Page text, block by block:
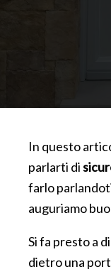
In questo
parlarti di
farlo
auguriamo
Si fa presto a
dietro una